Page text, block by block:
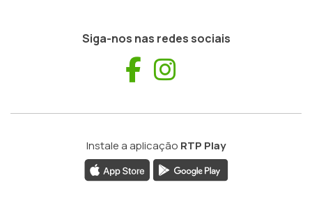
Siga-nos nas redes sociais
Facebook
Instale a aplicação RTP Play